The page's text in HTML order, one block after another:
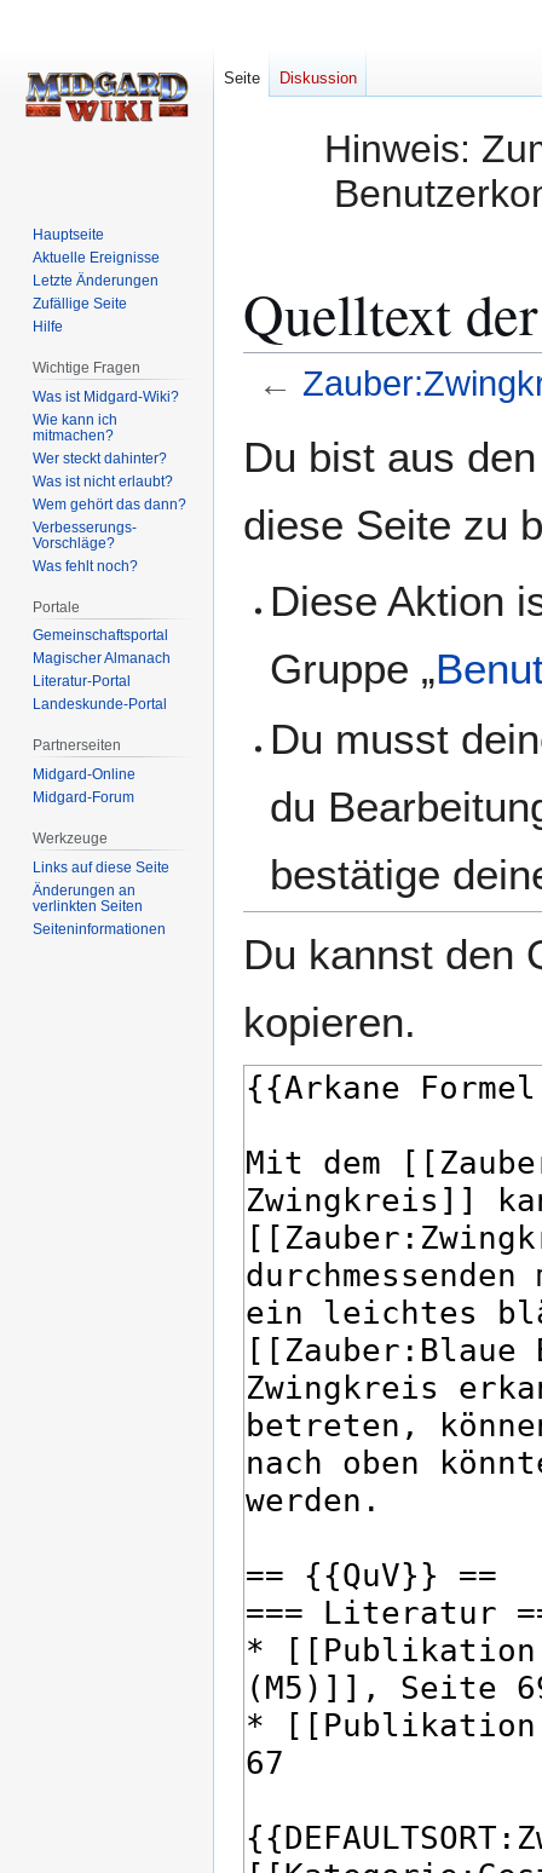
Hinweis:
Quelltext
←
Navigation
Suche
Du bist aus
diese Seite zu
Diese Aktion
Gruppe „
Du musst
du
bestätige
Du kannst den
kopieren.
Seite Diskussion
Hauptseite
Aktuelle Ereignisse
Letzte Änderungen
Zufällige Seite
Hilfe
Wichtige Fragen
Was ist Midgard-Wiki?
Wie kann ich
mitmachen?
Wer steckt dahinter?
Was ist nicht erlaubt?
Wem gehört das dann?
Verbesserungs-
Vorschläge?
Was fehlt noch?
Portale
Gemeinschafts­portal
Magischer Almanach
Literatur-Portal
Landeskunde-Portal
Partnerseiten
Midgard-Online
Midgard-Forum
Werkzeuge
Links auf diese Seite
Änderungen an
verlinkten Seiten
Seiten­­informationen